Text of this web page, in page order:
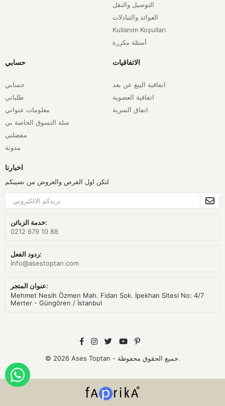
التوصيل والنقل
العوائد والتبادلات
Kullanım Koşulları
أسئلة مكررة
حسابي
حسابي
طلباتي
معلومات عنواني
سلة التسوق الخاصة بي
مفضلتي
مدونة
الاتفاقيات
اتفاقية البيع عن بعد
اتفاقية العضوية
اتفاق السرية
اخبارنا
لتكن اول الفرص والعروض من نصيبكم
خدمة الزبائن:
0212 679 10 88
ردود الفعل:
info@asestoptan.com
عنوان المتجر:
Mehmet Nesih Özmen Mah. Fidan Sok. İpekhan Sitesi No: 4/7
Merter - Güngören / İstanbul
© 2026 Ases Toptan - جميع الحقوق محفوظة.